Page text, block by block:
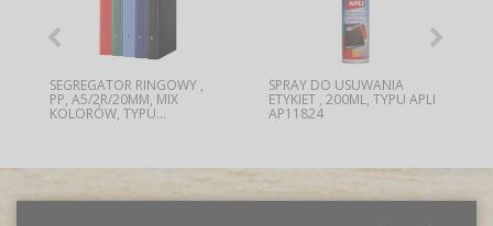
SEGREGATOR RINGOWY ,
PP, A5/2R/20MM, MIX
KOLORÓW, TYPU...
SPRAY DO USUWANIA
ETYKIET , 200ML, TYPU APLI
AP11824